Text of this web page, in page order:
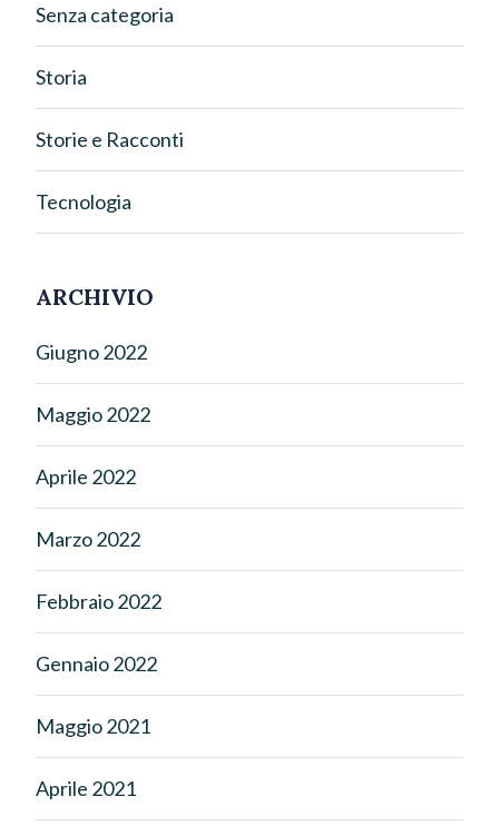
Senza categoria
Storia
Storie e Racconti
Tecnologia
ARCHIVIO
Giugno 2022
Maggio 2022
Aprile 2022
Marzo 2022
Febbraio 2022
Gennaio 2022
Maggio 2021
Aprile 2021